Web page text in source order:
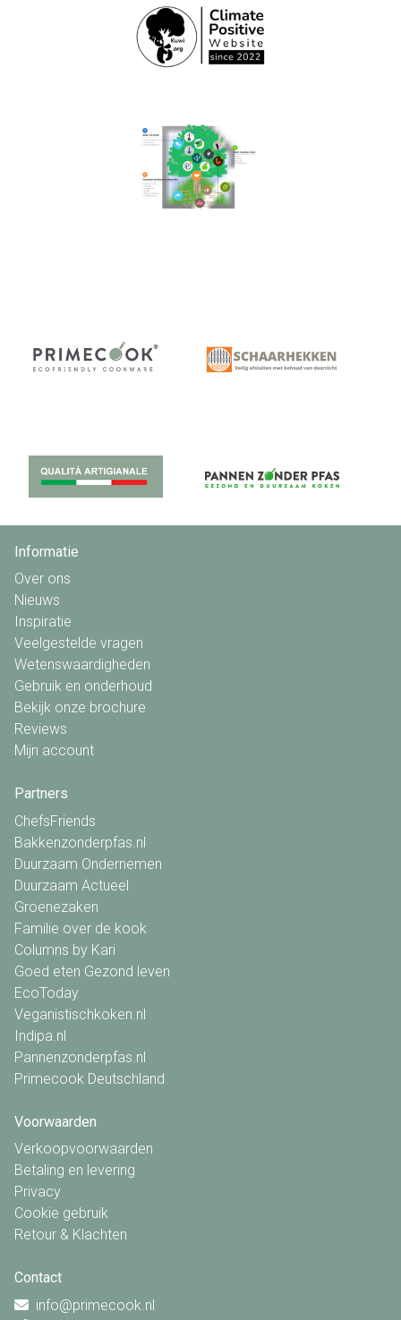
Informatie
Over ons
Nieuws
Inspiratie
Veelgestelde vragen
Wetenswaardigheden
Gebruik en onderhoud
Bekijk onze brochure
Reviews
Mijn account
Partners
ChefsFriends
Bakkenzonderpfas.nl
Duurzaam Ondernemen
Duurzaam Actueel
Groenezaken
Familie over de kook
Columns by Kari
Goed eten Gezond leven
EcoToday
Veganistischkoken.nl
Indipa.nl
Pannenzonderpfas.nl
Primecook Deutschland
Voorwaarden
Verkoopvoorwaarden
Betaling en levering
Privacy
Cookie gebruik
Retour & Klachten
Contact
info@primecook.nl